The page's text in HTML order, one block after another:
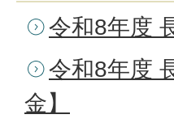
令和8年度
令和8年度
金】